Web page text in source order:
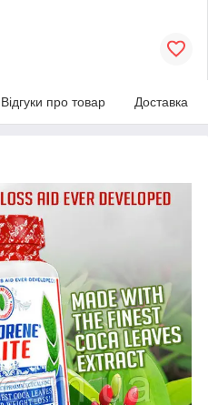
Відгуки про товар Доставка